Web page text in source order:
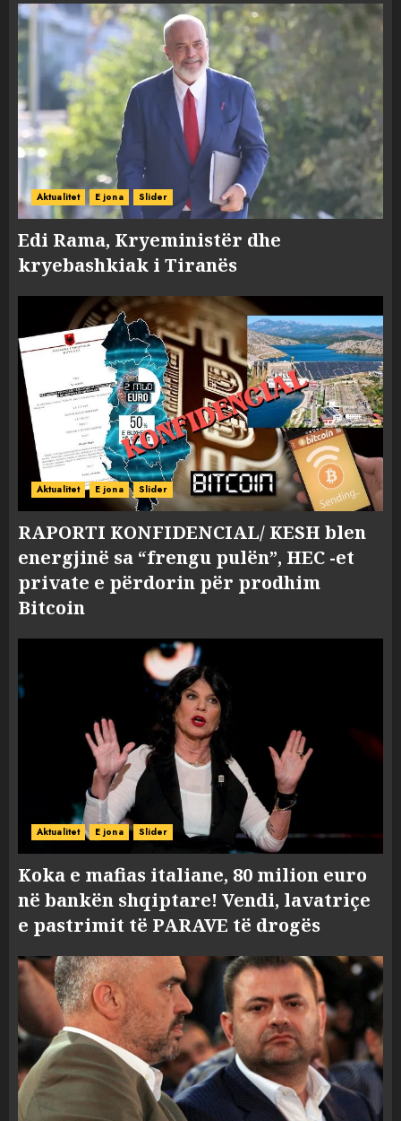
Aktualitet E jona Slider
Edi Rama, Kryeministër dhe
kryebashkiak i Tiranës
Aktualitet E jona Slider
RAPORTI KONFIDENCIAL/ KESH blen
energjinë sa “frengu pulën”, HEC -et
private e përdorin për prodhim
Bitcoin
Aktualitet E jona Slider
Koka e mafias italiane, 80 milion euro
në bankën shqiptare! Vendi, lavatriçe
e pastrimit të PARAVE të drogës